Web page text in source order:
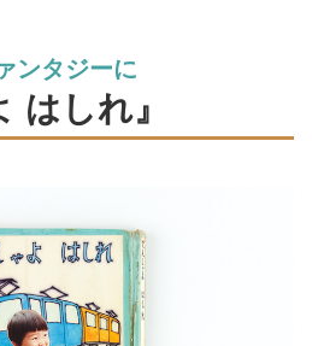
上げ、絵と文を書き、製本をす
る。世界で1冊だけのオリジナル
本を、半世紀近くつくり続けて
た家族を訪ねました。（『天然
ンタジーに
はしれ』